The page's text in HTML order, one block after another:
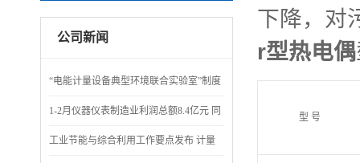
公司新闻
“电能计量设备典型环境联合实验室”制度
评审会召开
1-2月仪器仪表制造业利润总额8.4亿元 同
比下降71.7%
工业节能与综合利用工作要点发布 计量
下降，对
r型热电偶
型 号